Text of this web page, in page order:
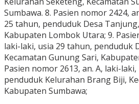
Sumbawa. 8. Pasien nomor 2424,
25 tahun, penduduk Desa
Kabupaten Lombok Utara; 9.
laki-laki, usia 29 tahun, penduduk
Kecamatan Gunung Sari,
Pasien nomor 2613, an. A, laki-
penduduk Kelurahan Brang Biji,
Kabupaten Sumbawa;